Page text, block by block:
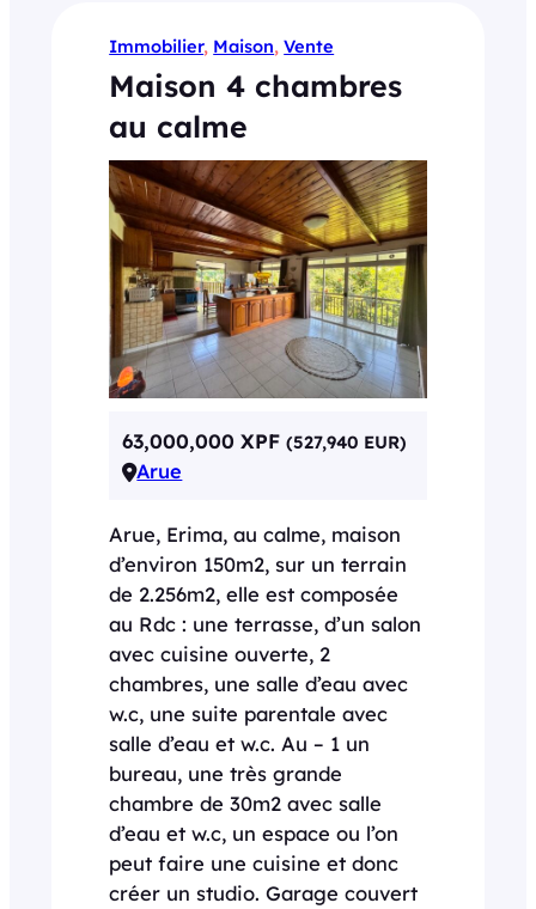
Immobilier, Maison, Vente
Maison 4 chambres
au calme
63,000,000 XPF(527,940 EUR)
Arue
Arue, Erima, au calme, maison
d’environ 150m2, sur un terrain
de 2.256m2, elle est composée
au Rdc : une terrasse, d’un salon
avec cuisine ouverte, 2
chambres, une salle d’eau avec
w.c, une suite parentale avec
salle d’eau et w.c. Au – 1 un
bureau, une très grande
chambre de 30m2 avec salle
d’eau et w.c, un espace ou l’on
peut faire une cuisine et donc
créer un studio. Garage couvert